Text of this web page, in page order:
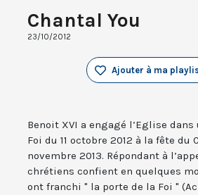
Chantal You
23/10/2012
Ajouter à ma
Benoit XVI a engagé l’Eglise dans
Foi du 11 octobre 2012 à la fête du
novembre 2013. Répondant à
chrétiens confient en quelques
ont franchi " la porte de la Foi "